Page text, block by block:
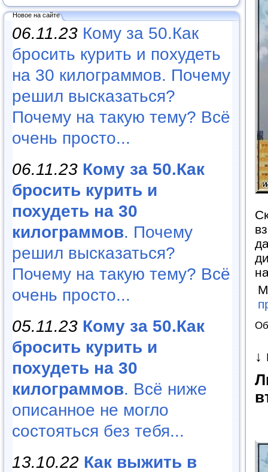
Новое на сайте
06.11.23 Кому за 50.Как
бросить курить и похудеть
на 30 килограммов. Почему
решил высказаться?
Почему на такую тему? Всё
очень просто...
06.11.23 Кому за 50.Как
бросить курить и
похудеть на 30
килограммов. Почему
решил высказаться?
Почему на такую тему? Всё
очень просто...
05.11.23 Кому за 50.Как
бросить курить и
похудеть на 30
килограммов. Всё ниже
описанное не могло
состояться без тебя...
13.10.22 Как выжить в